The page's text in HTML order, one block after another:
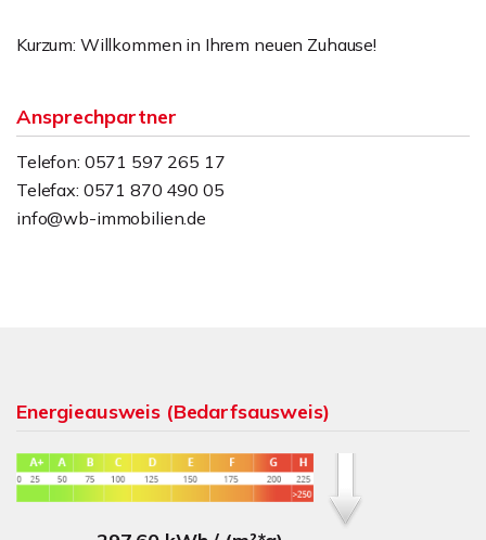
Kurzum: Willkommen in Ihrem neuen Zuhause!
Ansprechpartner
Telefon: 0571 597 265 17
Telefax: 0571 870 490 05
info@wb-immobilien.de
Energieausweis (Bedarfsausweis)